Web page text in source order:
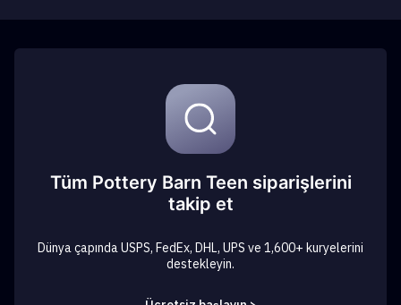
Tüm Pottery Barn Teen siparişlerini
takip et
Dünya çapında USPS, FedEx, DHL, UPS ve 1,600+ kuryelerini
destekleyin.